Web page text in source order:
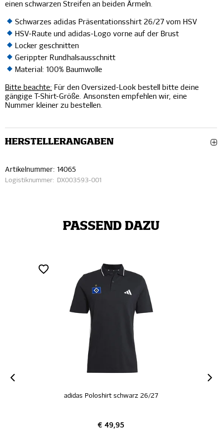
einen schwarzen Streifen an beiden Ärmeln.
Schwarzes adidas Präsentationsshirt 26/27 vom HSV
HSV-Raute und adidas-Logo vorne auf der Brust
Locker geschnitten
Gerippter Rundhalsausschnitt
Material: 100% Baumwolle
Bitte beachte: Für den Oversized-Look bestell bitte deine
gängige T-Shirt-Größe. Ansonsten empfehlen wir, eine
Nummer kleiner zu bestellen.
HERSTELLERANGABEN
Artikelnummer: 14065
Logistiknummer: DX003593-001
PASSEND DAZU
adidas Poloshirt schwarz 26/27
€ 49,95